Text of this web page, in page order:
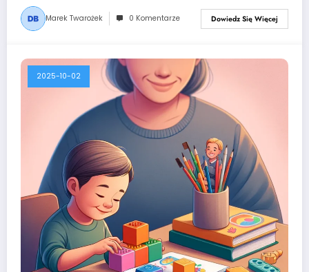
Marek Twarożek 0 Komentarze Dowiedz Się Więcej
2025-10-02